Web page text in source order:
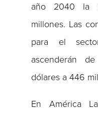
año 2040 la
millones. Las
para el
ascenderán
dólares a 446
En América